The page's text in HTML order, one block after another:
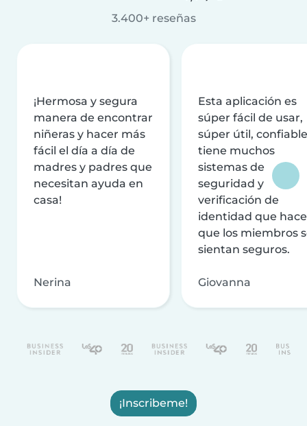
3.400+ reseñas
¡Hermosa y segura
manera de encontrar
niñeras y hacer más
fácil el día a día de
madres y padres que
necesitan ayuda en
casa!
Nerina
Esta aplicación es
súper fácil de usar,
súper útil,
tiene muchos
sistemas de
seguridad y
verificación de
identidad que
que los miembros
sientan seguros.
Giovanna
¡Inscribeme!